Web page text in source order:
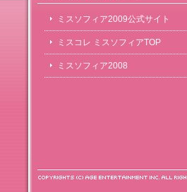
ミスソフィア2009公式サイト
ミスコレ ミスソフィアTOP
ミスソフィア2008